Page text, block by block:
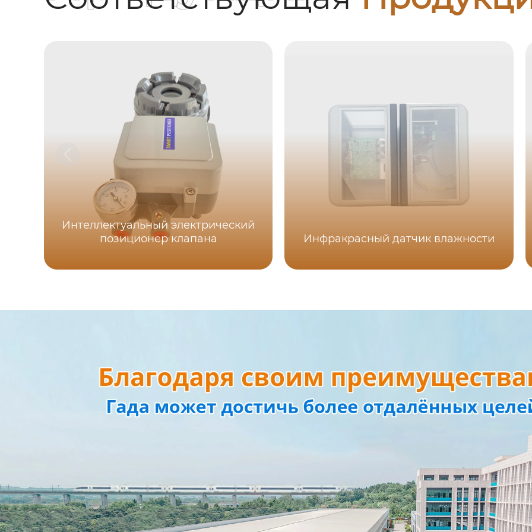
Интеллектуальный электрический
позиционер клапана
Инфракрасный датчик влажности